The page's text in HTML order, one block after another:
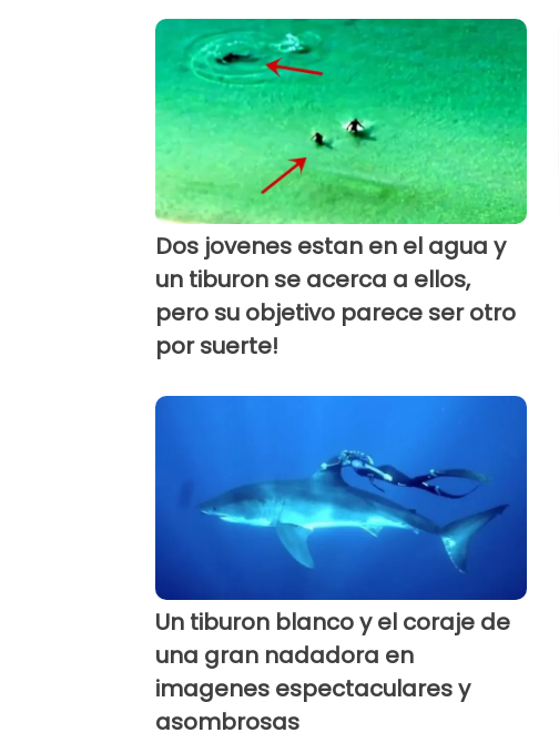
Dos jovenes estan en el agua y
un tiburon se acerca a ellos,
pero su objetivo parece ser otro
por suerte!
Un tiburon blanco y el coraje de
una gran nadadora en
imagenes espectaculares y
asombrosas